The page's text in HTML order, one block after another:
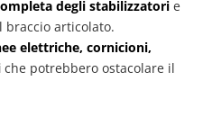
degli stabilizzatorie
articolato.
elettriche, cornicioni,
che potrebbero ostacolare il